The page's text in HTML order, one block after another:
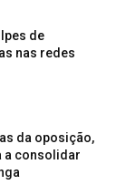
de
nas redes
da oposição,
a consolidar